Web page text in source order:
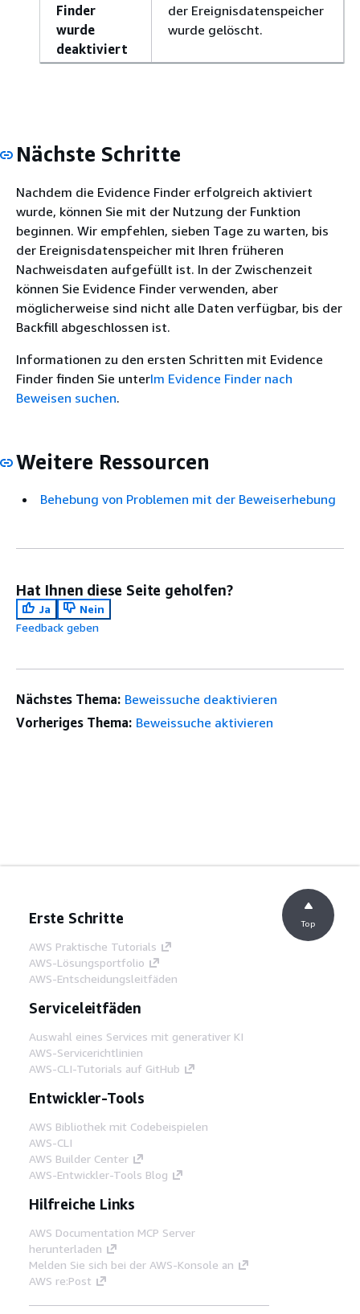
Finder
wurde
deaktiviert
der Ereignisdatenspeicher
wurde gelöscht.
Nächste Schritte
Nachdem die Evidence Finder erfolgreich aktiviert
wurde, können Sie mit der Nutzung der Funktion
beginnen. Wir empfehlen, sieben Tage zu warten, bis
der Ereignisdatenspeicher mit Ihren früheren
Nachweisdaten aufgefüllt ist. In der Zwischenzeit
können Sie Evidence Finder verwenden, aber
möglicherweise sind nicht alle Daten verfügbar, bis der
Backfill abgeschlossen ist.
Informationen zu den ersten Schritten mit Evidence
Finder finden Sie unterIm Evidence Finder nach
Beweisen suchen.
Weitere Ressourcen
Behebung von Problemen mit der Beweiserhebung
Hat Ihnen diese Seite geholfen?
Ja
Nein
Feedback geben
Nächstes Thema: Beweissuche deaktivieren
Vorheriges Thema: Beweissuche aktivieren
Erste Schritte
AWS Praktische Tutorials
AWS-Lösungsportfolio
AWS-Entscheidungsleitfäden
Serviceleitfäden
Auswahl eines Services mit generativer KI
AWS-Servicerichtlinien
AWS-CLI-Tutorials auf GitHub
Entwickler-Tools
AWS Bibliothek mit Codebeispielen
AWS-CLI
AWS Builder Center
AWS-Entwickler-Tools Blog
Hilfreiche Links
AWS Documentation MCP Server
herunterladen
Melden Sie sich bei der AWS-Konsole an
AWS re:Post
Top